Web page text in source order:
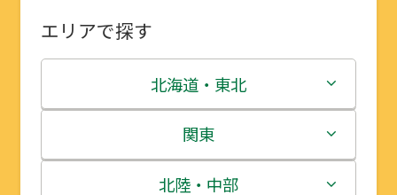
エリアで探す
北海道・東北
北海道
青森県
関東
茨城県
北陸・中部